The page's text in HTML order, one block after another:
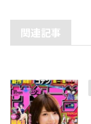
関連記事